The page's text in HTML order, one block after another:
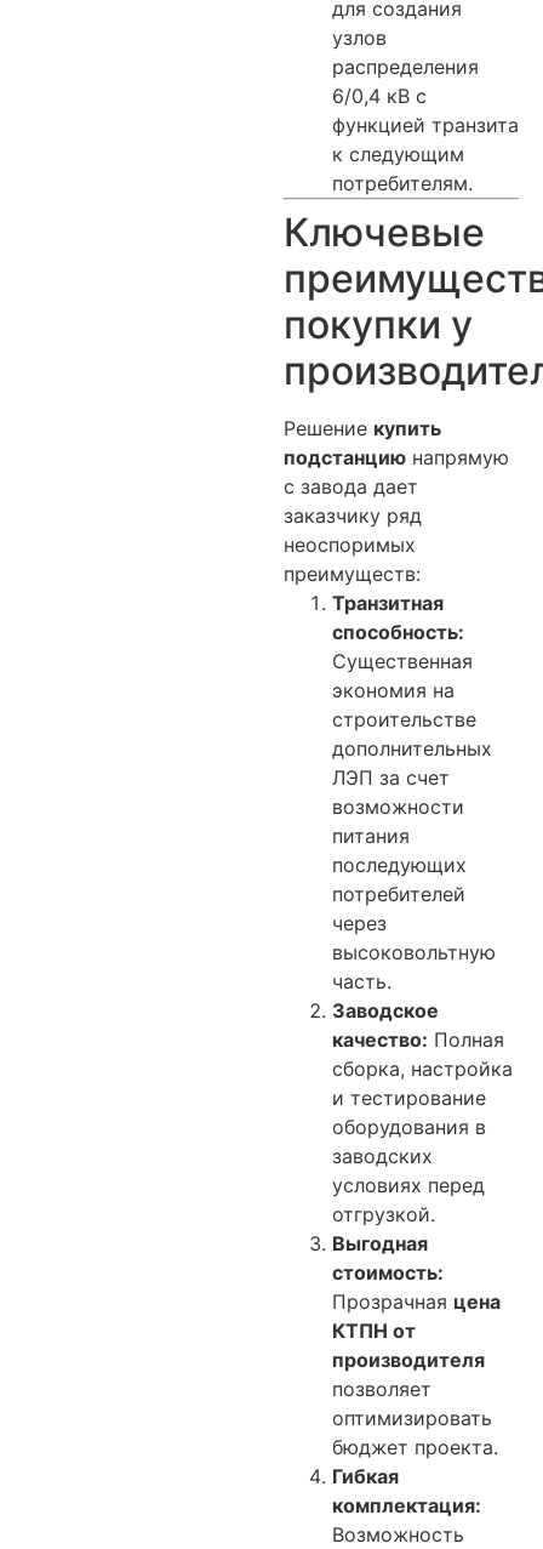
для создания
узлов
распределения
6/0,4 кВ с
функцией транзита
к следующим
потребителям.
Ключевые
покупки у
Решение купить
подстанцию напрямую
с завода дает
заказчику ряд
неоспоримых
преимуществ:
Транзитная
способность:
Существенная
экономия на
строительстве
дополнительных
ЛЭП за счет
возможности
питания
последующих
потребителей
через
высоковольтную
часть.
Заводское
качество: Полная
сборка, настройка
и тестирование
оборудования в
заводских
условиях перед
отгрузкой.
Выгодная
стоимость:
Прозрачная цена
КТПН от
производителя
позволяет
оптимизировать
бюджет проекта.
Гибкая
комплектация:
Возможность